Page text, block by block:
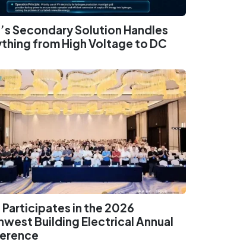
Secondary Solution Handles
from High Voltage to DC
in the 2026
Building Electrical Annual